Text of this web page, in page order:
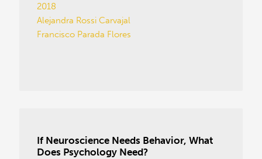
2018
Alejandra Rossi Carvajal
Francisco Parada Flores
If Neuroscience Needs Behavior, What
Does Psychology Need?